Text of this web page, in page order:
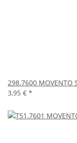
298.7600
3,95 € *